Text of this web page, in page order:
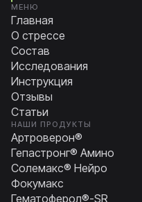
МЕНЮ
Главная
О стрессе
Состав
Исследования
Инструкция
Отзывы
Статьи
НАШИ ПРОДУКТЫ
Артроверон®
Гепастронг® Амино
Солемакс® Нейро
Фокумакс
Гематоферол®-SR